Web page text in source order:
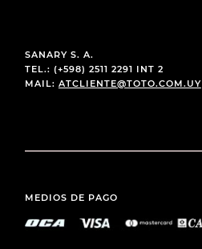
SANARY S. A.
TEL.: (+598) 2511 2291 INT 2
MAIL: ATCLIENTE@TOTO.COM.UY
MEDIOS DE PAGO